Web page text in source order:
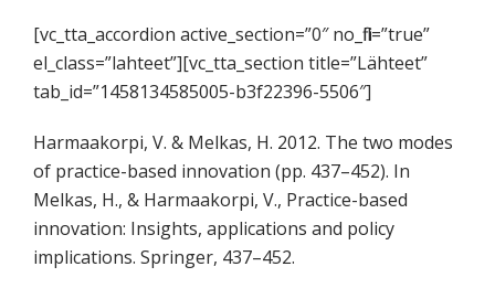
[vc_tta_accordion active_section=”0″ no_fill=”true”
el_class=”lahteet”][vc_tta_section title=”Lähteet”
tab_id=”1458134585005-b3f22396-5506″]
Harmaakorpi, V. & Melkas, H. 2012. The two modes
of practice-based innovation (pp. 437–452). In
Melkas, H., & Harmaakorpi, V., Practice-based
innovation: Insights, applications and policy
implications. Springer, 437–452.